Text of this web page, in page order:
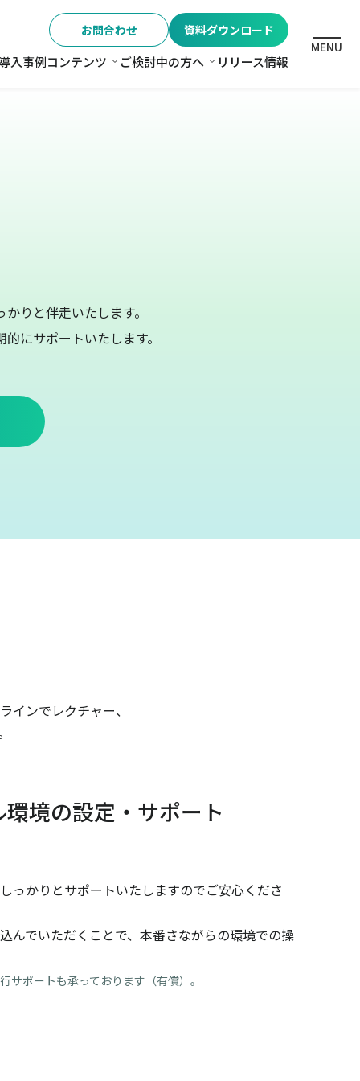
お問合わせ 資料ダウンロード
入事例コンテンツ コンテンツ
ご検討中の方へ ご検討中の方へ
リリース情報
MENU
りと伴走いたします。
にサポートいたします。
インでレクチャー、
環境の設定・サポート
っかりとサポートいたしますのでご安心くださ
んでいただくことで、本番さながらの環境での操
ポートも承っております（有償）。